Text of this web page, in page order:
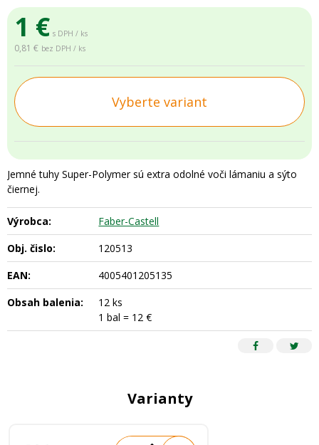
1 € s DPH / ks
0,81 € bez DPH / ks
Vyberte variant
Jemné tuhy Super-Polymer sú extra odolné voči lámaniu a sýto
čiernej.
Výrobca:
Faber-Castell
Obj. čislo:
120513
EAN:
4005401205135
Obsah balenia:
12 ks
1 bal = 12 €
Varianty